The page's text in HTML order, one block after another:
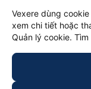
Vexere dùng
xem chi tiết hoặc
Quản lý cookie.